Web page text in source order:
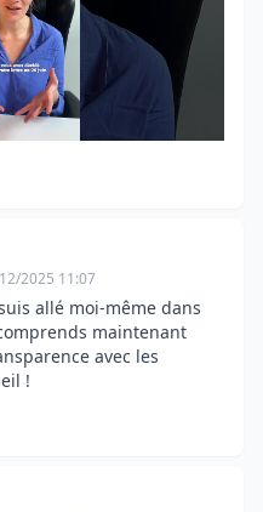
2025 11:07
allé moi-même dans
maintenant
avec les
!